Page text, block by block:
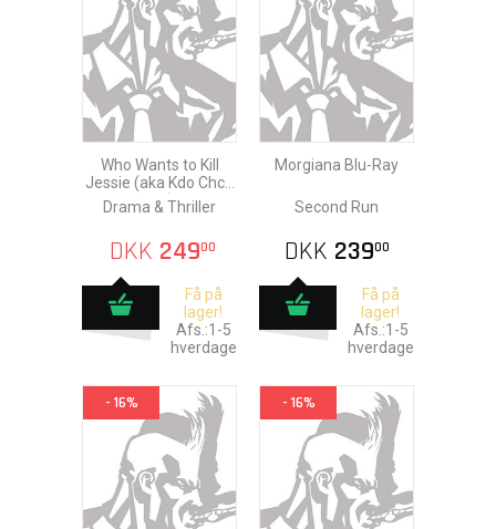
Who Wants to Kill
Jessie (aka Kdo Chce
Zabit Jessii) Blu-Ray
Drama & Thriller
DKK 24900
Få på
lager!
Afs.:1-5
hverdage
Morgiana Blu-Ray
Second Run
DKK 23900
Få på
lager!
Afs.:1-5
hverdage
- 16% - 16%